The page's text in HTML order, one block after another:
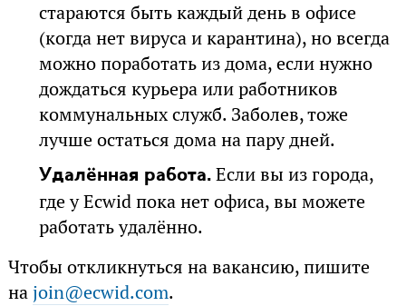
стараются быть каждый день в офисе
(когда нет вируса и карантина), но всегда
можно поработать из дома, если нужно
дождаться курьера или работников
коммунальных служб. Заболев, тоже
лучше остаться дома на пару дней.
Удалённая работа. Если вы из города,
где у Ecwid пока нет офиса, вы можете
работать удалённо.
Чтобы откликнуться на вакансию, пишите
на join@ecwid.com.